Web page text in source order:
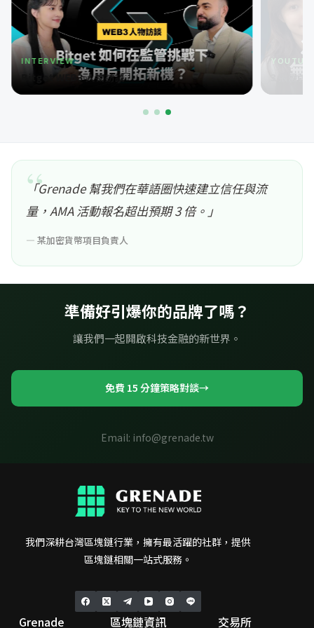
INTERVIEW
Bitget WEB3 人物訪談
「Grenade 幫我們在華語圈快速建立信任與流
量，AMA 活動報名超出預期 3 倍。」
— 某加密貨幣項目負責人
準備好引爆你的品牌了嗎？
讓我們一起開啟科技金融的新世界。
免費 15 分鐘策略對談→
Email: info@grenade.tw
我們深耕台灣區塊鏈行業，擁有最活躍的社群，提供
區塊鏈相關一站式服務。
Grenade 區塊鏈資訊 交易所